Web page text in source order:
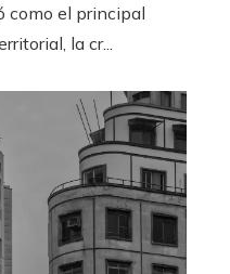
como el principal
la cr...